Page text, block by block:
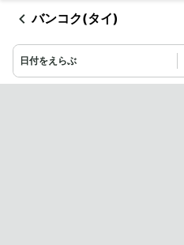
バンコク(タイ)
日付をえらぶ